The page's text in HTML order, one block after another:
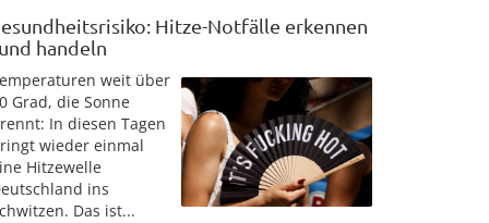
Hitze-Notfälle erkennen
handeln
weit über
Grad, die Sonne
In diesen Tagen
wieder einmal
Hitzewelle
ins
Das ist...